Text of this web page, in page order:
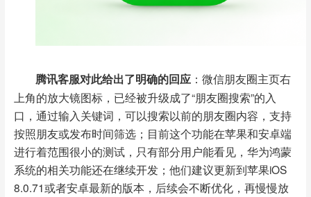
腾讯客服对此给出了明确的回应 ：微信朋友圈主页右
上角的放大镜图标，已经被升级成了“朋友圈搜索”的入
口，通过输入关键词，可以搜索以前的朋友圈内容，支持
按照朋友或发布时间筛选； 目前这个功能在苹果和安卓端
进行着范围很小的测试，只有部分用户能看见，华为鸿蒙
系统的相关功能还在继续开发；他们建议更新到苹果iOS
8.0.71或者安卓最新的版本，后续会不断优化，再慢慢放